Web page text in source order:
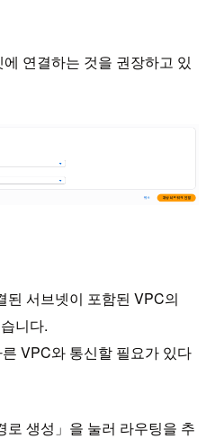
연결하는 것을 권장하고 있
된 서브넷이 포함된 VPC의
니다.
VPC와 통신할 필요가 있다
로 생성」을 눌러 라우팅을 추